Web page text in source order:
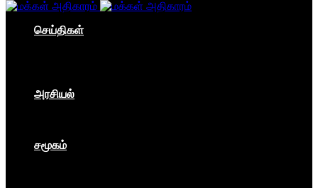
செய்திகள்
அரசியல்
சமூகம்